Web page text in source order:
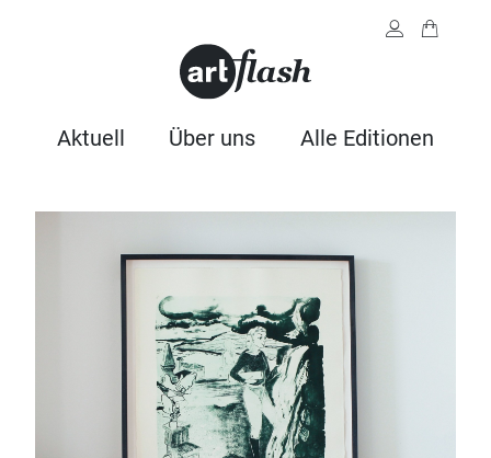
Aktuell Über uns Alle Editionen